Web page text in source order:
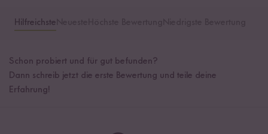
Hilfreichste
Schon probiert und für gut befunden?
Dann schreib jetzt die erste Bewertung und teile deine
Erfahrung!